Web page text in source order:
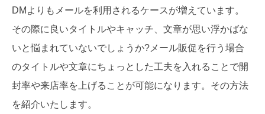
DMよりもメールを利用されるケースが増えています。
その際に良いタイトルやキャッチ、文章が思い浮かばな
いと悩まれていないでしょうか?メール販促を行う場合
のタイトルや文章にちょっとした工夫を入れることで開
封率や来店率を上げることが可能になります。その方法
を紹介いたします。